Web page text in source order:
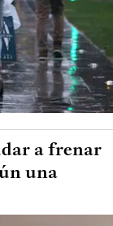
a frenar
una